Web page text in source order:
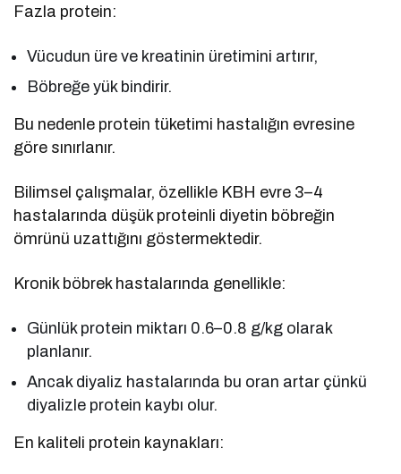
Fazla protein:
Vücudun üre ve kreatinin üretimini artırır,
Böbreğe yük bindirir.
Bu nedenle protein tüketimi hastalığın evresine
göre sınırlanır.
Bilimsel çalışmalar, özellikle KBH evre 3–4
hastalarında düşük proteinli diyetin böbreğin
ömrünü uzattığını göstermektedir.
Kronik böbrek hastalarında genellikle:
Günlük protein miktarı 0.6–0.8 g/kg olarak
planlanır.
Ancak diyaliz hastalarında bu oran artar çünkü
diyalizle protein kaybı olur.
En kaliteli protein kaynakları: